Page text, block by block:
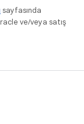
sayfasında
ve/veya satış